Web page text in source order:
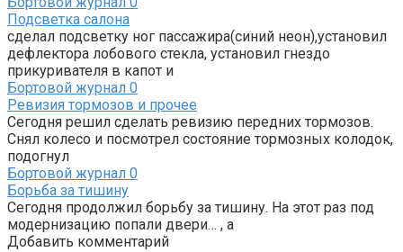
Подсветка салона
сделал подсветку ног пассажира(синий неон),установил
дефлектора лобового стекла, установил гнездо
прикуривателя в капот и
Бортовой журнал 0
Ревизия тормозов и прочее
Сегодня решил сделать ревизию передних тормозов.
Снял колесо и посмотрел состояние тормозных колодок,
подогнул
Бортовой журнал 0
Борьба за тишину
Сегодня продолжил борьбу за тишину. На этот раз под
модернизацию попали двери… , а
Добавить комментарий